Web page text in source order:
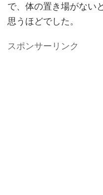
で、体の置き場がない
思うほどでした。
スポンサーリンク